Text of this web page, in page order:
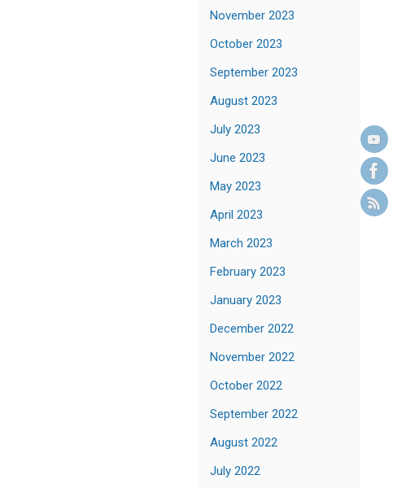
November 2023
October 2023
September 2023
August 2023
July 2023
June 2023
May 2023
April 2023
March 2023
February 2023
January 2023
December 2022
November 2022
October 2022
September 2022
August 2022
July 2022